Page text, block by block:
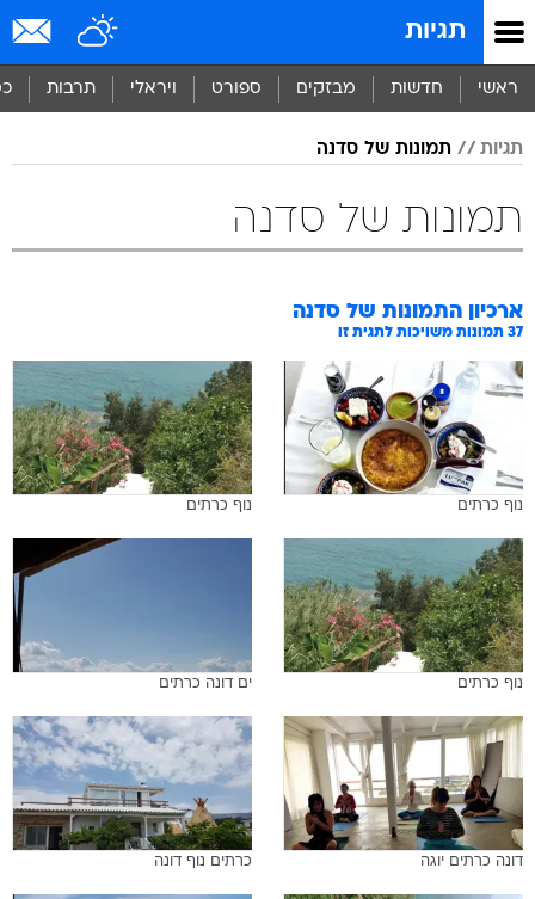
תגיות
ראשי חדשות מבזקים ספורט ויראלי תרבות
תגיות תמונות של סדנה
תמונות של סדנה
ארכיון התמונות של סדנה
37 תמונות משויכות לתגית זו
נוף כרתים נוף כרתים
נוף כרתים ים דונה כרתים
דונה כרתים יוגה כרתים נוף דונה